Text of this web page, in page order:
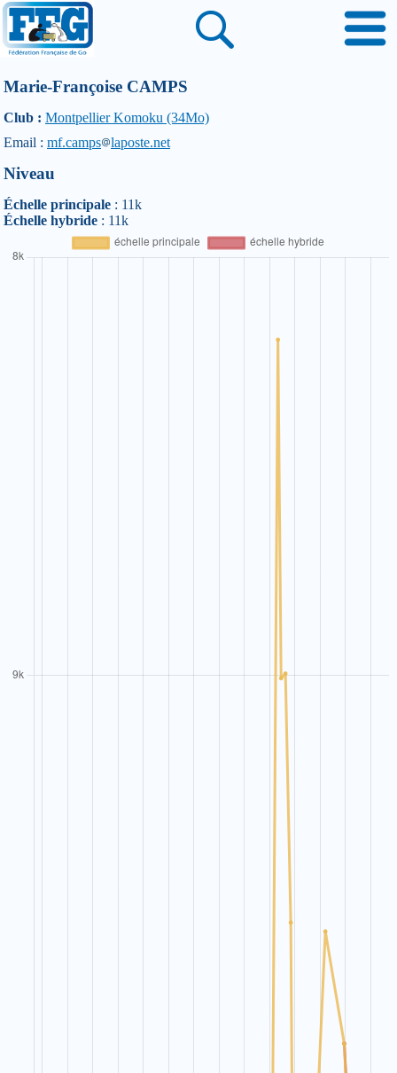
Marie-Françoise CAMPS
Club : Montpellier Komoku (34Mo)
Email : mf.camps laposte.net
Niveau
Échelle principale : 11k
Échelle hybride : 11k